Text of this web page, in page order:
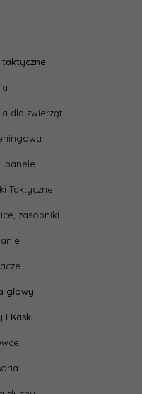
taktyczne
dla zwierząt
panele
Taktyczne
zasobniki
głowy
i Kaski